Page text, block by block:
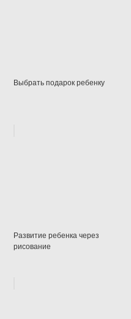
Выбрать подарок ребенку
Развитие ребенка через
рисование